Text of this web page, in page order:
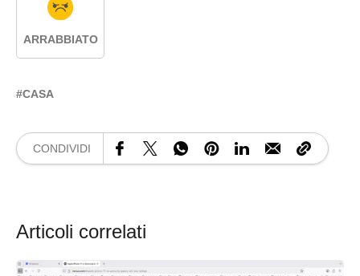
ARRABBIATO
CASA
CONDIVIDI
Articoli correlati